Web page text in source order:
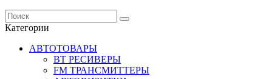
Категории
АВТОТОВАРЫ
BT РЕСИВЕРЫ
FM ТРАНСМИТТЕРЫ